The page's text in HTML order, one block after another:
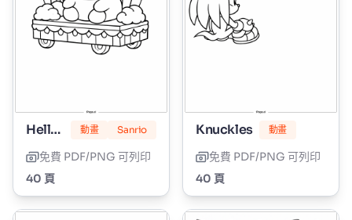
Hello Kitty 棉花糖 動畫 Sanrio
免費 PDF/PNG 可列印
40 頁
Knuckles 動畫
免費 PDF/PNG 可列印
40 頁